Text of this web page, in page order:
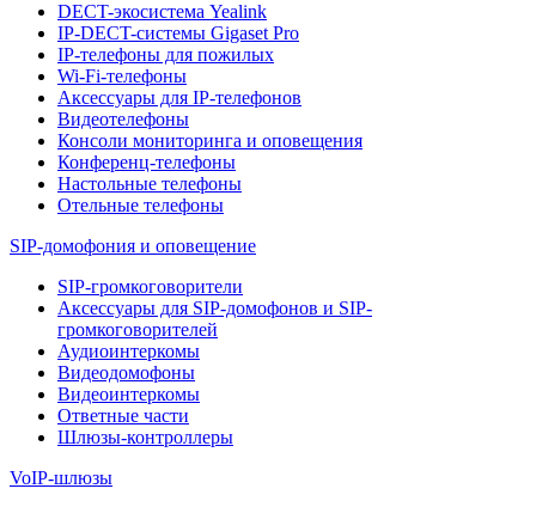
DECT-экосистема Yealink
IP-DECT-системы Gigaset Pro
IP-телефоны для пожилых
Wi-Fi-телефоны
Аксессуары для IP-телефонов
Видеотелефоны
Консоли мониторинга и оповещения
Конференц-телефоны
Настольные телефоны
Отельные телефоны
SIP-домофония и оповещение
SIP-громкоговорители
Аксессуары для SIP-домофонов и SIP-
громкоговорителей
Аудиоинтеркомы
Видеодомофоны
Видеоинтеркомы
Ответные части
Шлюзы-контроллеры
VoIP-шлюзы